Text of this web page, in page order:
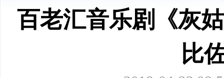
百老汇音乐剧《灰
比